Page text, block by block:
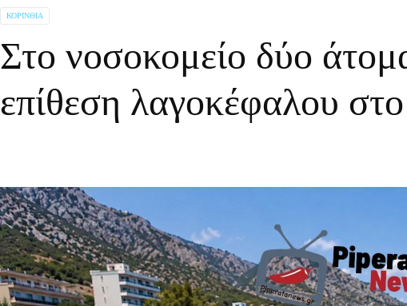
ΚΟΡΙΝΘΊΑ
Στο νοσοκομείο δύο
επίθεση λαγοκέφαλου